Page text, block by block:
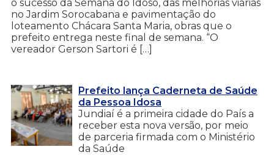
o sucesso da Semana do Idoso, das melhorias viárias
no Jardim Sorocabana e pavimentação do
loteamento Chácara Santa Maria, obras que o
prefeito entrega neste final de semana. “O
vereador Gerson Sartori é […]
Prefeito lança Caderneta de Saúde
da Pessoa Idosa
Jundiaí é a primeira cidade do País a
receber esta nova versão, por meio
de parceria firmada com o Ministério
da Saúde